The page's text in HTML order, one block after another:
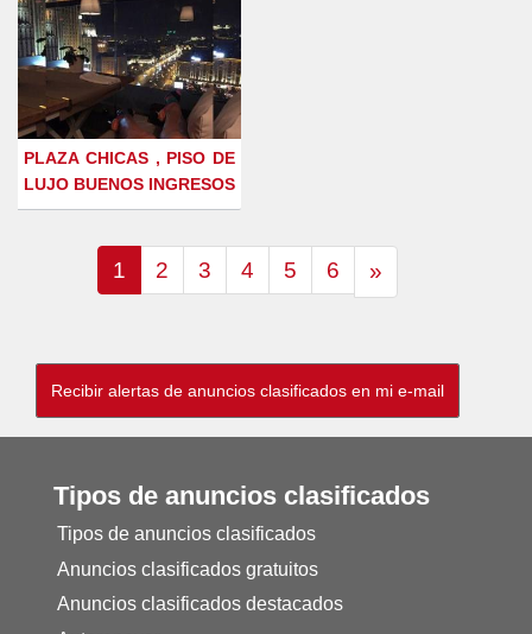
PLAZA CHICAS , PISO DE
LUJO BUENOS INGRESOS
1 2 3 4 5 6 »
Tipos de anuncios clasificados
Tipos de anuncios clasificados
Anuncios clasificados gratuitos
Anuncios clasificados destacados